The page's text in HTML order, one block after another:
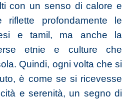
con un senso di calore e
riflette profondamente le
e tamil, ma anche la
etnie e culture che
Quindi, ogni volta che si
è come se si ricevesse
e serenità, un segno di